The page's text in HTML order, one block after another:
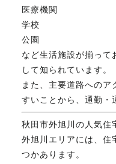
医療機関
学校
公園
など生活施設が揃って
して知られています。
また、主要道路への
すいことから、通勤・
秋田市外旭川の人気住
外旭川エリアには、住
つかあります。